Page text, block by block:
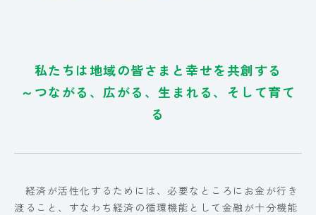
私たちは地域の皆さまと幸せを共創する
～つながる、広がる、生まれる、そして育て
る
経済が活性化するためには、必要なところにお金が行き
渡ること、すなわち経済の循環機能として金融が十分機能